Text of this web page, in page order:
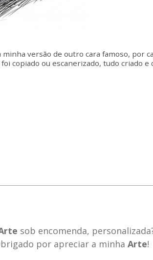
minha versão de outro cara famoso, por
foi copiado ou escanerizado, tudo criado
sob encomenda,
por apreciar a minha Arte!